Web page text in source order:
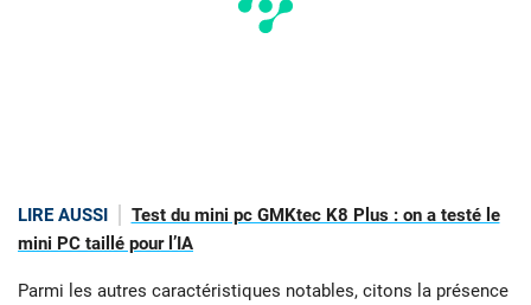
LIRE AUSSI
Test du mini pc GMKtec K8 Plus : on a testé le
mini PC taillé pour l’IA
Parmi les autres caractéristiques notables, citons la présence